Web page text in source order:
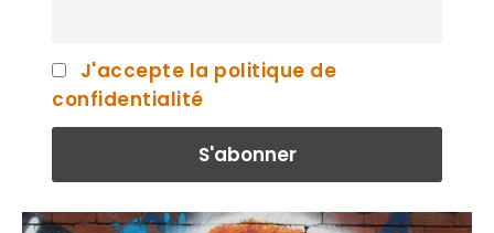
J'accepte la politique de
confidentialité